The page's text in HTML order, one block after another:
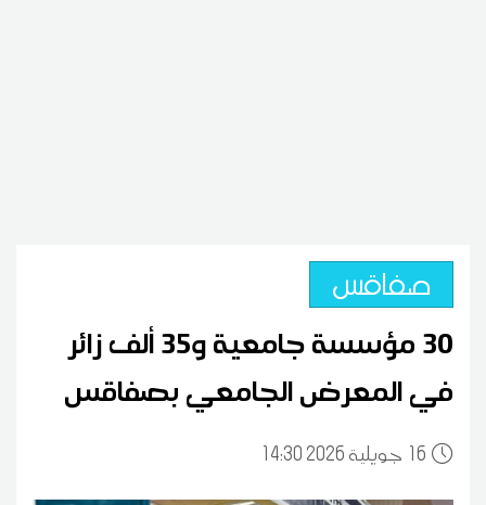
صفاقس
30 مؤسسة جامعية و35 ألف زائر
في المعرض الجامعي بصفاقس
16 14:30 2026 جويلية